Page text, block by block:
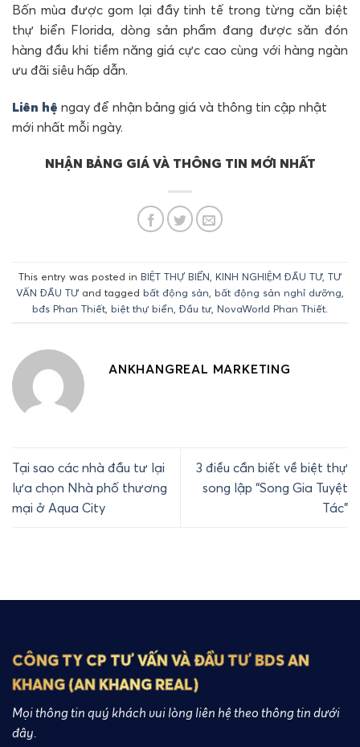
Bốn mùa được gom lại đầy tinh tế trong từng căn biệt
thự biển Florida, dòng sản phẩm đang được săn đón
hàng đầu khi tiềm năng giá cực cao cùng với hàng ngàn
ưu đãi siêu hấp dẫn.
Liên hệ ngay để nhận bảng giá và thông tin cập nhật
mới nhất mỗi ngày.
NHẬN BẢNG GIÁ VÀ THÔNG TIN MỚI NHẤT
This entry was posted in BIỆT THỰ BIỂN KINH NGHIỆM ĐẦU TƯ, TƯ
VẤN ĐẦU TƯ and tagged bất động sản bất động sản nghỉ dưỡng
bđs Phan Thiết biệt thự biển ,Đầu tư NovaWorld Phan Thiết
ANKHANGREAL MARKETING
Tại sao các nhà đầu tư lại
lựa chọn Nhà phố thương
mại ở Aqua City
3 điều cần biết về biệt thự
song lập “Song Gia Tuyệt
Tác”
CÔNG TY CP TƯ VẤN VÀ ĐẦU TƯ BDS AN
KHANG (AN KHANG REAL)
Mọi thông tin quý khách vui lòng liên hệ theo thông tin dưới
đây.